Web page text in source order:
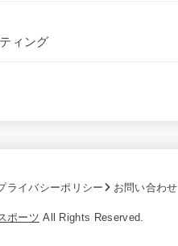
ィング
ライバシーポリシー お問い合わせ
ポーツ All Rights Reserved.